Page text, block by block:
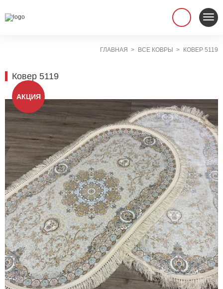
ГЛАВНАЯ ВСЕ КОВРЫ КОВЕР 5119
Ковер 5119
АКЦИЯ